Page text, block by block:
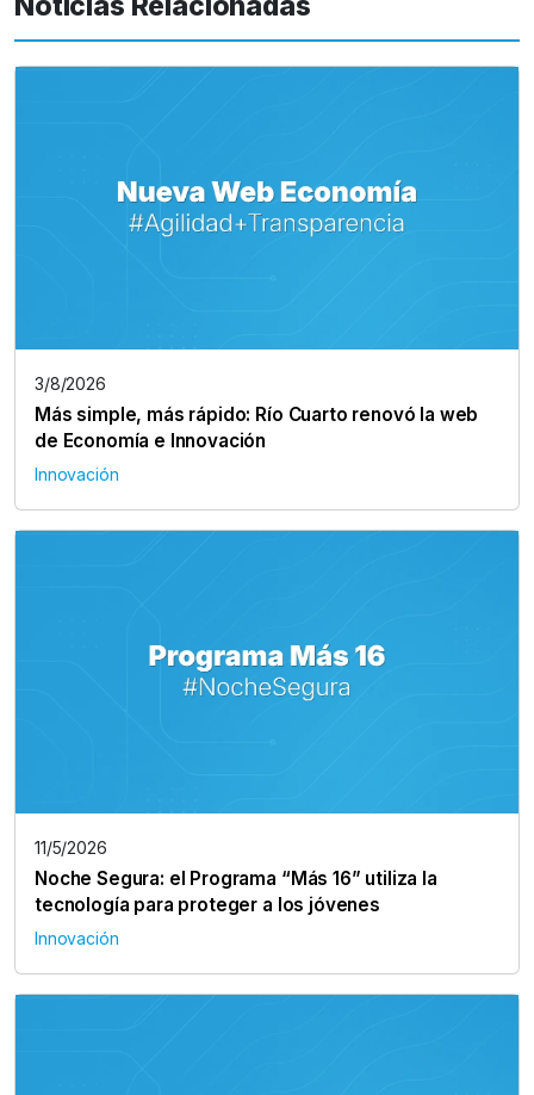
3/8/2026
Más simple, más rápido: Río Cuarto renovó la web
de Economía e Innovación
Innovación
11/5/2026
Noche Segura: el Programa “Más 16” utiliza la
tecnología para proteger a los jóvenes
Innovación